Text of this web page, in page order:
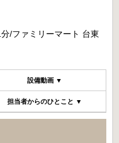
/ファミリーマート 台東
設備動画 ▼
担当者からのひとこと ▼